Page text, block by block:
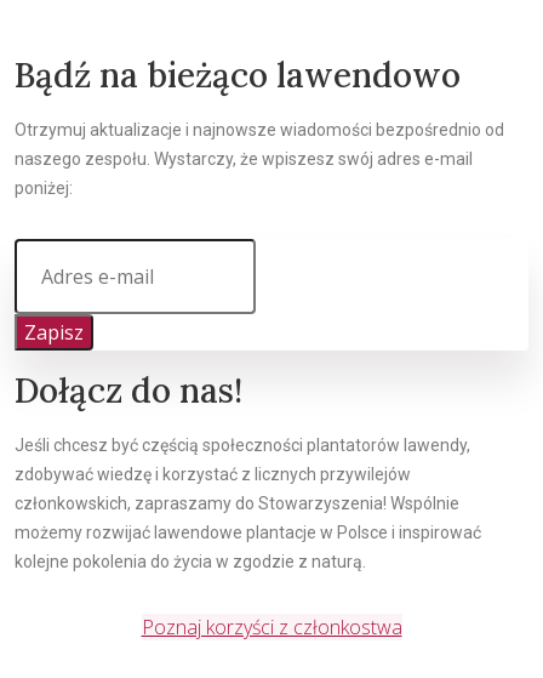
Bądź na bieżąco lawendowo
Otrzymuj aktualizacje i najnowsze wiadomości bezpośrednio od
naszego zespołu. Wystarczy, że wpiszesz swój adres e-mail
poniżej:
Zapisz
Dołącz do nas!
Jeśli chcesz być częścią społeczności plantatorów lawendy,
zdobywać wiedzę i korzystać z licznych przywilejów
członkowskich, zapraszamy do Stowarzyszenia! Wspólnie
możemy rozwijać lawendowe plantacje w Polsce i inspirować
kolejne pokolenia do życia w zgodzie z naturą.
Poznaj korzyści z członkostwa